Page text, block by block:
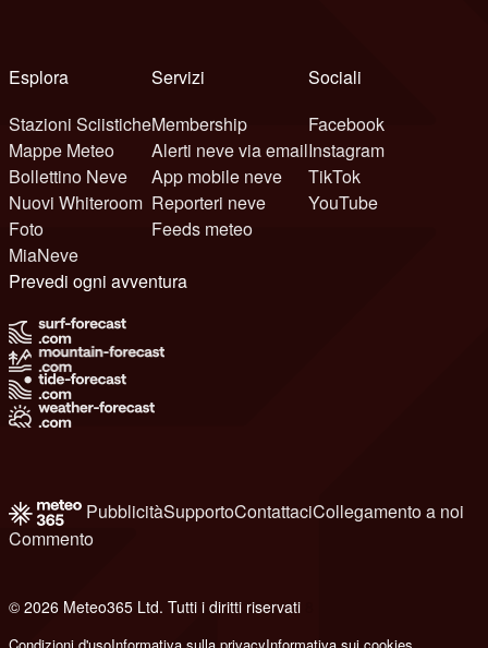
Esplora
Stazioni Sciistiche
Mappe Meteo
Bollettino Neve
Nuovi Whiteroom
Foto
MiaNeve
Servizi
Membership
Alerti neve via email
App mobile neve
Reporteri neve
Feeds meteo
Sociali
Facebook
Instagram
TikTok
YouTube
Prevedi ogni avventura
PubblicitàSupportoContattaciCollegamento a noi
Commento
© 2026 Meteo365 Ltd. Tutti i diritti riservati